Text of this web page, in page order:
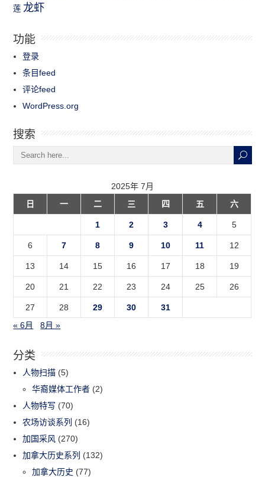
莲 龙虾
功能
登录
条目feed
评论feed
WordPress.org
搜索
2025年 7月
日
一 二 三 四 五 六
1 2 3 4 5
6 7 8 9 10 11 12
13 14 15 16 17 18 19
20 21 22 23 24 25 26
27 28 29 30
31
« 6月
8月 »
分类
人物扫描 (5)
华裔媒体工作者 (2)
人物特写 (70)
农场访谈系列 (16)
加国采风 (270)
加拿大历史系列 (132)
加拿大历史 (77)